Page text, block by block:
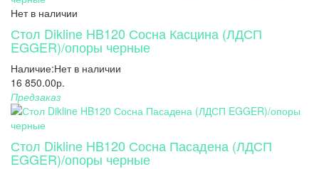
Нет в наличии
Стол Dikline HB120 Сосна Касцина (ЛДСП
EGGER)/опоры черные
Наличие:Нет в наличии
16 850.00р.
Предзаказ
Стол Dikline HB120 Сосна Пасадена (ЛДСП
EGGER)/опоры черные